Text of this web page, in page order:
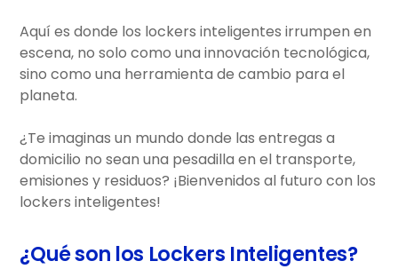
Aquí es donde los lockers inteligentes irrumpen en
escena, no solo como una innovación tecnológica,
sino como una herramienta de cambio para el
planeta.
¿Te imaginas un mundo donde las entregas a
domicilio no sean una pesadilla en el transporte,
emisiones y residuos? ¡Bienvenidos al futuro con los
lockers inteligentes!
¿Qué son los Lockers Inteligentes?